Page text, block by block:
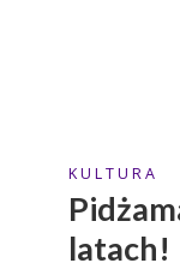
K U L T U R A
latach!